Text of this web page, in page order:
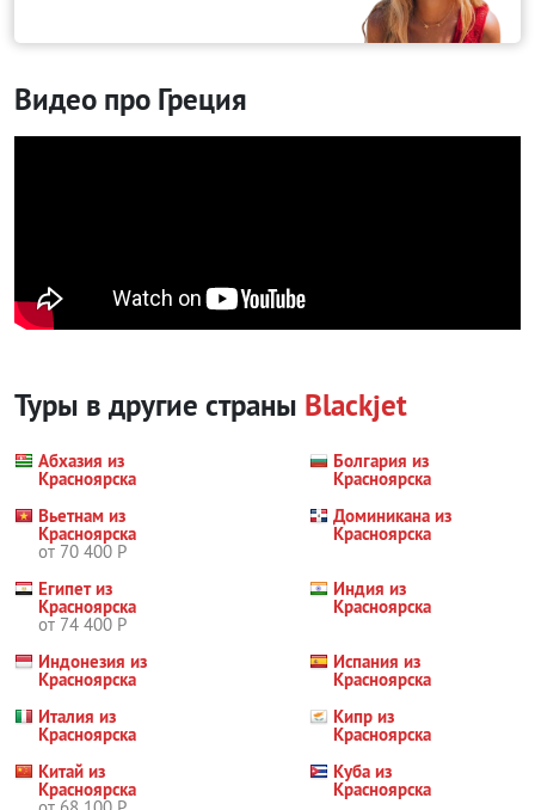
Видео про Греция
Туры в другие страны Blackjet
Абхазия из
Красноярска
Болгария из
Красноярска
Вьетнам из
Красноярска
от 70 400 Р
Доминикана из
Красноярска
Египет из
Красноярска
от 74 400 Р
Индия из
Красноярска
Индонезия из
Красноярска
Испания из
Красноярска
Италия из
Красноярска
Кипр из
Красноярска
Китай из
Красноярска
Куба из
Красноярска